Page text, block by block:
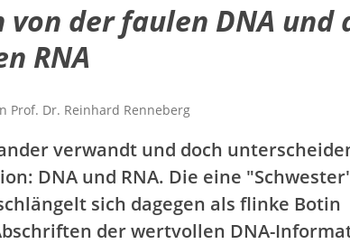
von der faulen DNA und
RNA
Prof. Dr. Reinhard Renneberg
verwandt und doch
DNA und RNA. Die eine
sich dagegen als flinke Botin
der wertvollen DNA-